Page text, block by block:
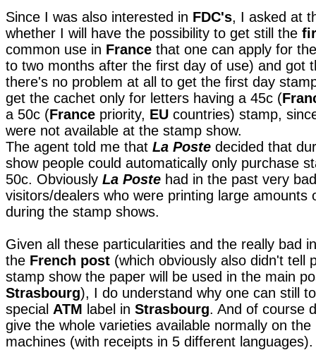
Since I was also interested in FDC's, I asked at
whether I will have the possibility to get still the
common use in France that one can apply for
to two months after the first day of use) and got
there's no problem at all to get the first day
get the cachet only for letters having a 45c (
a 50c (France priority, EU countries) stamp,
were not available at the stamp show.
The agent told me that La Poste decided that
show people could automatically only purchase
50c. Obviously La Poste had in the past very
visitors/dealers who were printing large amounts
during the stamp shows.
Given all these particularities and the really bad
the French post (which obviously also didn't tell
stamp show the paper will be used in the main
Strasbourg), I do understand why one can still
special ATM label in Strasbourg. And of course
give the whole varieties available normally on the
machines (with receipts in 5 different languages).